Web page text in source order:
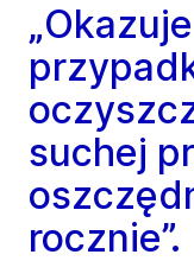
suchej
rocznie”.